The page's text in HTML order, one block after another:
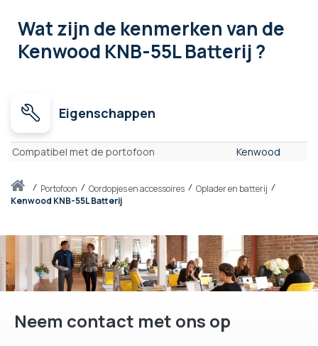
Thuisportofoon Oordopjes en accessoires
Oplader en batterij
Kenwood KNB-55L Batterij
Wat zijn de kenmerkenvan de
Kenwood KNB-55L Batterij ?
Eigenschappen
Eigenschappen
Compatibel met de portofoon Kenwood
Neem contact met ons op